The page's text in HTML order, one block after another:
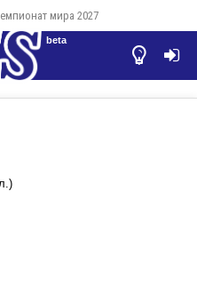
мира 2027


beta